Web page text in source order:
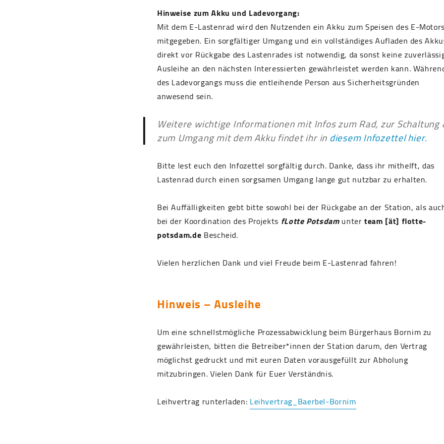
Hinweise zum Akku und Ladevorgang:
Mit dem E-Lastenrad wird den Nutzenden ein Akku zum Speisen des E-Motors
mitgegeben. Ein sorgfältiger Umgang und ein vollständiges Aufladen des
direkt vor Rückgabe des Lastenrades ist notwendig, da sonst keine
Ausleihe an den nächsten Interessierten gewährleistet werden kann.
des Ladevorgangs muss die entleihende Person aus Sicherheitsgründen
anwesend sein.
Weitere wichtige Informationen mit Infos zum Rad, zur Schaltung
zum Umgang mit dem Akku findet ihr indiesem Infozettel hier.
Bitte lest euch den Infozettel sorgfältig durch. Danke, dass ihr mithelft, das
Lastenrad durch einen sorgsamen Umgang lange gut nutzbar zu erhalten.
Bei Auffälligkeiten gebt bitte sowohl bei der Rückgabe an der Station, als
bei der Koordination des Projekts fLotte Potsdamunterteam [ät] flotte-
potsdam.de Bescheid.
Vielen herzlichen Dank und viel Freude beim E-Lastenrad fahren!
Hinweis – Ausleihe
Um eine schnellstmögliche Prozessabwicklung beim Bürgerhaus Bornim zu
gewährleisten, bitten die Betreiber*innen der Station darum, den Vertrag
möglichst gedruckt und mit euren Daten vorausgefüllt zur Abholung
mitzubringen. Vielen Dank für Euer Verständnis.
Leihvertrag runterladen: Leihvertrag_Baerbel-Bornim